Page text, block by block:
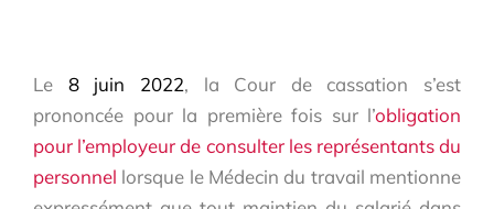
Le 8 juin 2022, la Cour de cassation s’est
prononcée pour la première fois sur l’obligation
pour l’employeur de consulter les représentants du
personnel lorsque le Médecin du travail mentionne